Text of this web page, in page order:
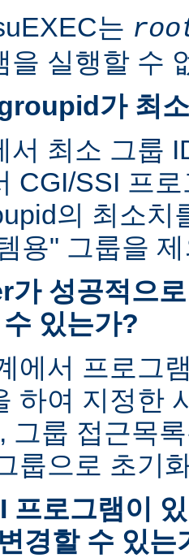
는
을 실행할 수
가 최
서 최소 그룹
CGI/SSI 프
의 최소치
용" 그룹을
성공적으
있는가?
에서 프로그
하여 지정한
그룹 접근목
룹으로 초기
프로그램이
경할 수 있는